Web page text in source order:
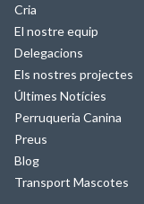
Cria
El nostre equip
Delegacions
Els nostres projectes
Últimes Notícies
Perruqueria Canina
Preus
Blog
Transport Mascotes